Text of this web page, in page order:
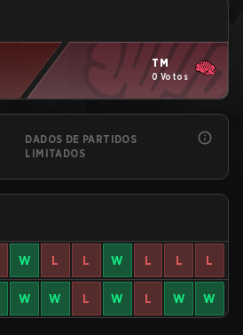
TM
0 Votos
DADOS DE PARTIDOS
LIMITADOS
W L L W L L L
W W L W L W W